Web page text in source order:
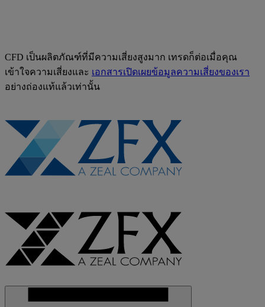
CFD เป็นผลิตภัณฑ์ที่มีความเสี่ยงสูงมาก เทรดก็ต่อเมื่อคุณ
เข้าใจความเสี่ยงและ เอกสารเปิดเผยข้อมูลความเสี่ยงของเรา
อย่างถ่องแท้แล้วเท่านั้น